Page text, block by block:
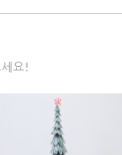
요!